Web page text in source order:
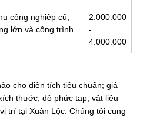
công nghiệp cũ,
lớn và công trình
2.000.000
-
4.000.000
cho diện tích tiêu chuẩn; giá
thước, độ phức tạp, vật liệu
trí tại Xuân Lộc. Chúng tôi cung